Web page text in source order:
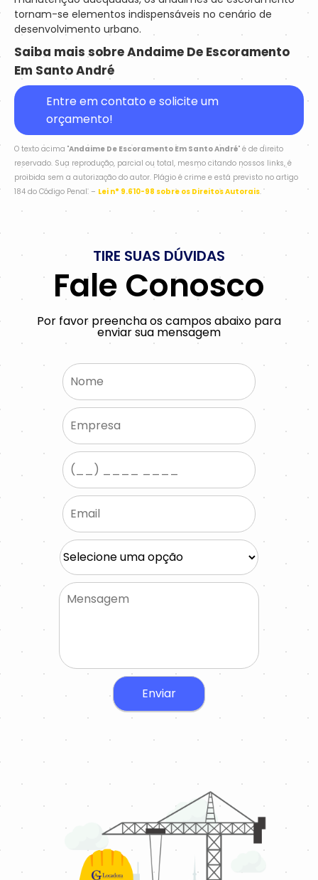
tornam-se elementos indispensáveis no cenário de
desenvolvimento urbano.
Saiba mais sobre Andaime De Escoramento
Em Santo André
Entre em contato e solicite um
orçamento!
O texto acima "Andaime De Escoramento Em Santo André" é de direito
reservado. Sua reprodução, parcial ou total, mesmo citando nossos links, é
proibida sem a autorização do autor. Plágio é crime e está previsto no artigo
184 do Código Penal. – Lei n° 9.610-98 sobre os Direitos Autorais.
TIRE SUAS DÚVIDAS
Fale Conosco
Por favor preencha os campos abaixo para
enviar sua mensagem